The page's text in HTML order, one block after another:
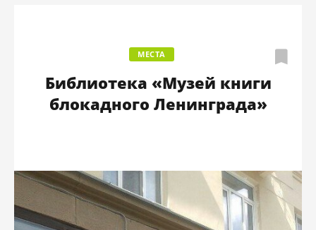
МЕСТА
Библиотека «Музей книги
блокадного Ленинграда»